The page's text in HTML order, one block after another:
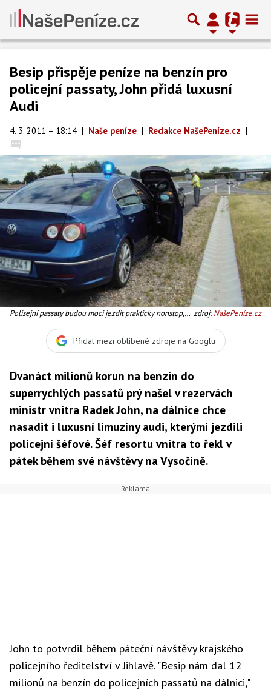
Besip přispěje peníze na benzín pro
policejní passaty, John přidá luxusní
Audi
4. 3. 2011 – 18:14 | Naše peníze | Redakce NašePeníze.cz |
Polisejní passaty budou moci jezdit prakticky nonstop,
zdroj:NašePeníze.cz
Přidat mezi oblíbené zdroje na Googlu
Dvanáct milionů korun na benzin do
superrychlých passatů prý našel v rezervách
ministr vnitra Radek John, na dálnice chce
nasadit i luxusní limuzíny audi, kterými jezdili
policejní šéfové. Šéf resortu vnitra to řekl v
pátek během své návštěvy na Vysočině.
John to potvrdil během páteční návštěvy krajského
policejního ředitelství v Jihlavě. "Besip nám dal 12
milionů na benzín do policejních passatů na dálnici,"